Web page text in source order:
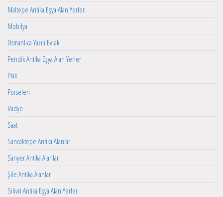
Maltepe Antika Eşya Alan Yerler
Mobilya
Osmanlıca Yazılı Evrak
Pendik Antika Eşya Alan Yerler
Plak
Porselen
Radyo
Saat
Sancaktepe Antika Alanlar
Sarıyer Antika Alanlar
Şile Antika Alanlar
Silivri Antika Eşya Alan Yerler